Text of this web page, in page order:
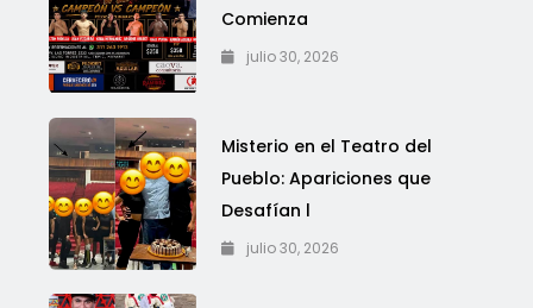
Comienza
julio 30, 2026
Misterio en el Teatro del
Pueblo: Apariciones que
Desafían l
julio 30, 2026